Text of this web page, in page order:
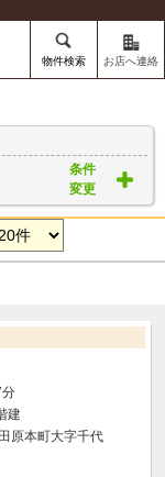
物件検索 お店へ連絡
条件
変更
建
原本町大字千代